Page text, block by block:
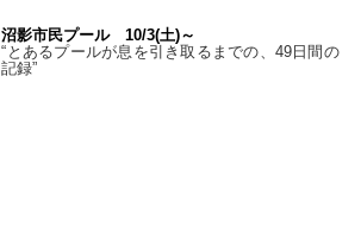
沼影市民プール 10/3(土)～
“とあるプールが息を引き取るまでの、49日間の
記録”